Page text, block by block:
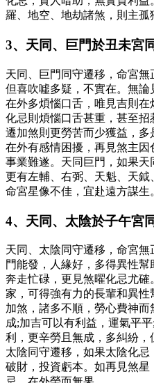
羅、地空、地劫諸煞，則主孤
3、天同、巨門於丑未宮
天同、巨門同守遷移，命宮無
但喜吹噓多疑，不實在。無
在外多煩惱口舌，唯見吉則
化忌則煩惱口舌甚重，甚至
遷加煞則更勞苦而少獲益，多
在外有感情困擾，再見煞主因
事業難遂。天同巨門，如果天
更有左輔、右弼、天魁、天
命宮星像不佳，宜赴遠方謀生
4、天同、太陰於子午宮
天同、太陰同守遷移，命宮
門能發，人緣好，多得異性幫
奔走忙碌，更見煞曜化忌尤
家，可得強有力的長輩和異
加煞，諸多不順，勞心費神
成;加吉可以有利益，運氣平
利，更辛勞且無成，多糾紛，
太陰同守遷移，如果太陰化
破財，投資虧本。如再見煞